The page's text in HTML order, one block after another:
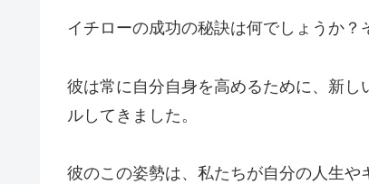
イチローの成功の秘訣は何でしょうか？
彼は常に自分自身を高めるために、新
ルしてきました。
彼のこの姿勢は、私たちが自分の人生